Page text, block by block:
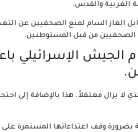
الغربية والقدس.
السام لمنع الصحفيين عن
الصحفيين من قبل المستوطنين.
الجيش الإسرائيلي
لا يزال معتقلاً. هذا بالإضافة إلى
وقف اعتداءاتها المستمرة